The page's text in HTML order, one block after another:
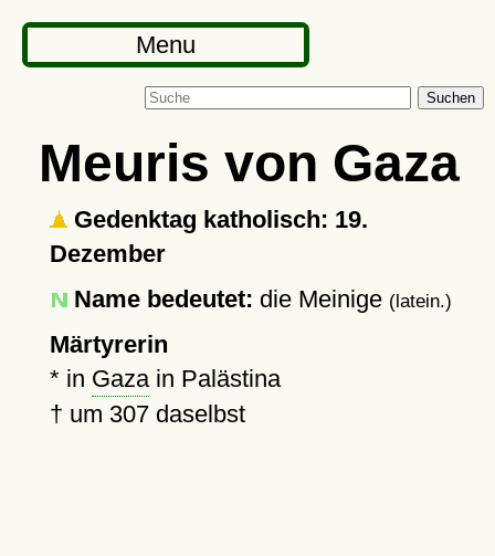
Menu
Suchen
Meuris von Gaza
Gedenktag katholisch: 19.
Dezember
Name bedeutet: die Meinige (latein.)
Märtyrerin
* in Gazain Palästina
† um 307daselbst